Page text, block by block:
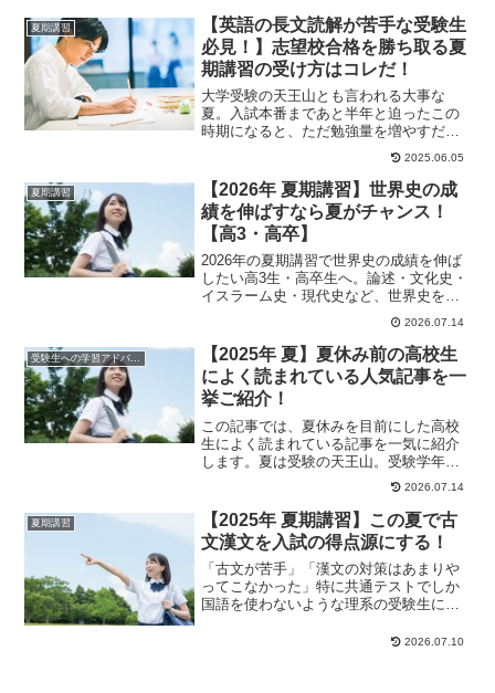
夏期講習
【英語の長文読解が苦手な受験生
必見！】志望校合格を勝ち取る夏
期講習の受け方はコレだ！
大学受験の天王山とも言われる大事な
夏。入試本番まであと半年と迫ったこの
時期になると、ただ勉強量を増やすだけ
では周りに差をつけることはできませ
2025.06.05
夏期講習
【2026年 夏期講習】世界史の成
績を伸ばすなら夏がチャンス！
【高3・高卒】
2026年の夏期講習で世界史の成績を伸ば
したい高3生・高卒生へ。論述・文化史・
イスラーム史・現代史など、世界史を得
点源にするための四谷学院の講座活用法
2026.07.14
【2025年 夏】夏休み前の高校生
によく読まれている人気記事を一
挙ご紹介！
この記事では、夏休みを目前にした高校
生によく読まれている記事を一気に紹介
します。夏は受験の天王山。受験学年の3
年生に限らず、1・2年生もライバルが一
2026.07.14
夏期講習
【2025年 夏期講習】この夏で古
文漢文を入試の得点源にする！
「古文が苦手」「漢文の対策はあまりや
ってこなかった」特に共通テストでしか
国語を使わないような理系の受験生にと
2026.07.10